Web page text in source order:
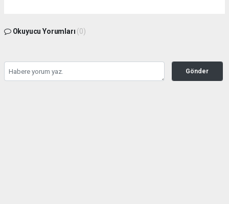
Okuyucu Yorumları (0)
Gönder